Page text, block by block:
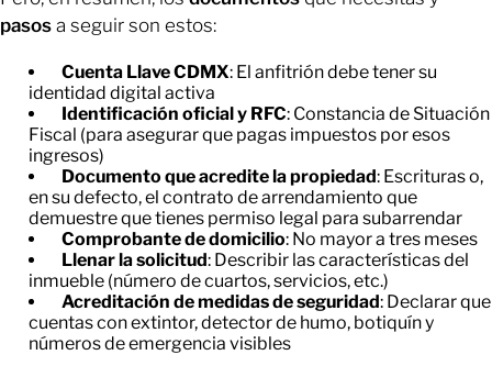
pasos a seguir son estos:
Cuenta Llave CDMX: El anfitrión debe tener su
identidad digital activa
Identificación oficial y RFC: Constancia de Situación
Fiscal (para asegurar que pagas impuestos por esos
ingresos)
Documento que acredite la propiedad: Escrituras o,
en su defecto, el contrato de arrendamiento que
demuestre que tienes permiso legal para subarrendar
Comprobante de domicilio: No mayor a tres meses
Llenar la solicitud: Describir las características del
inmueble (número de cuartos, servicios, etc.)
Acreditación de medidas de seguridad: Declarar que
cuentas con extintor, detector de humo, botiquín y
números de emergencia visibles